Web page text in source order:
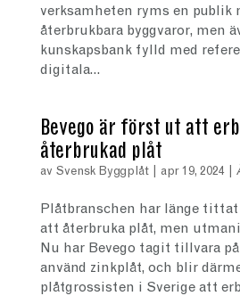
verksamheten ryms en publik
återbrukbara byggvaror, men
kunskapsbank fylld med
digitala...
Bevego är först ut att
återbrukad plåt
av Svensk Byggplåt| apr 19, 2024|
Plåtbranschen har länge
att återbruka plåt, men
Nu har Bevego tagit tillvara
använd zinkplåt, och blir
plåtgrossisten i Sverige att